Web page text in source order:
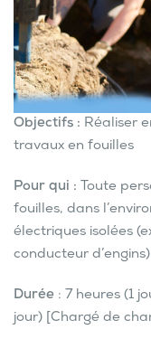
Objectifs : Réaliser
travaux en fouilles
Pour qui : Toute
fouilles, dans
électriques isolées
conducteur d’engins)
Durée : 7 heures (1
jour) [Chargé de